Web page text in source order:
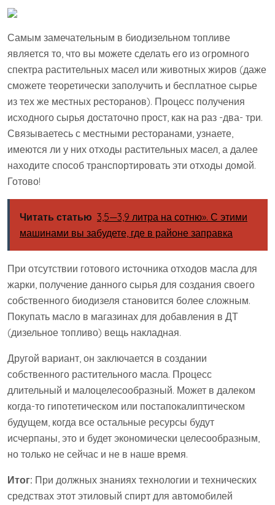
Самым замечательным в биодизельном топливе
является то, что вы можете сделать его из огромного
спектра растительных масел или животных жиров (даже
сможете теоретически заполучить и бесплатное сырье
из тех же местных ресторанов). Процесс получения
исходного сырья достаточно прост, как на раз -два- три.
Связываетесь с местными ресторанами, узнаете,
имеются ли у них отходы растительных масел, а далее
находите способ транспортировать эти отходы домой.
Готово!
Читать статью 3,5—3,9 литра на сотню». С этими
машинами вы забудете, где в районе заправка
При отсутствии готового источника отходов масла для
жарки, получение данного сырья для создания своего
собственного биодизеля становится более сложным.
Покупать масло в магазинах для добавления в ДТ
(дизельное топливо) вещь накладная.
Другой вариант, он заключается в создании ​​
собственного растительного масла. Процесс
длительный и малоцелесообразный. Может в далеком
когда-то гипотетическом или постапокалиптическом
будущем, когда все остальные ресурсы будут
исчерпаны, это и будет экономически целесообразным,
но только не сейчас и не в наше время.
Итог: При должных знаниях технологии и технических
средствах этот этиловый спирт для автомобилей